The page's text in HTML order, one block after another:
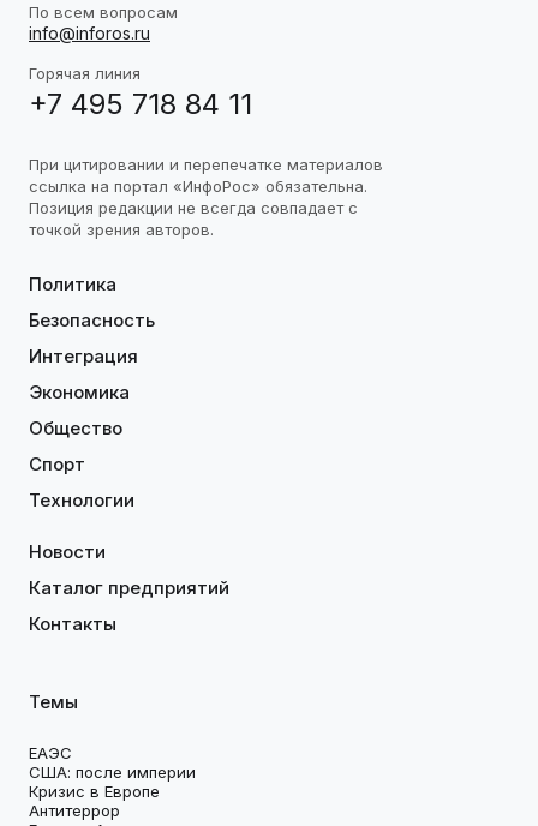
По всем вопросам
info@inforos.ru
Горячая линия
+7 495 718 84 11
При цитировании и перепечатке материалов
ссылка на портал «ИнфоРос» обязательна.
Позиция редакции не всегда совпадает с
точкой зрения авторов.
Политика
Безопасность
Интеграция
Экономика
Общество
Спорт
Технологии
Новости
Каталог предприятий
Контакты
Темы
ЕАЭС
США: после империи
Кризис в Европе
Антитеррор